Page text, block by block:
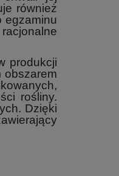
również
egzaminu
produkcji
obszarem
rośliny.
Dzięki